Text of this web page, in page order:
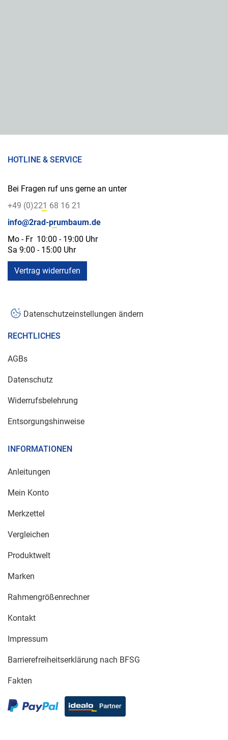
HOTLINE & SERVICE
Bei Fragen ruf uns gerne an unter
+49 (0)221 68 16 21
info@2rad-prumbaum.de
Mo - Fr 10:00 - 19:00 Uhr
Sa 9:00 - 15:00 Uhr
Vertrag widerrufen
Datenschutzeinstellungen ändern
RECHTLICHES
AGBs
Datenschutz
Widerrufsbelehrung
Entsorgungshinweise
INFORMATIONEN
Anleitungen
Mein Konto
Merkzettel
Vergleichen
Produktwelt
Marken
Rahmengrößenrechner
Kontakt
Impressum
Barrierefreiheitserklärung nach BFSG
Fakten